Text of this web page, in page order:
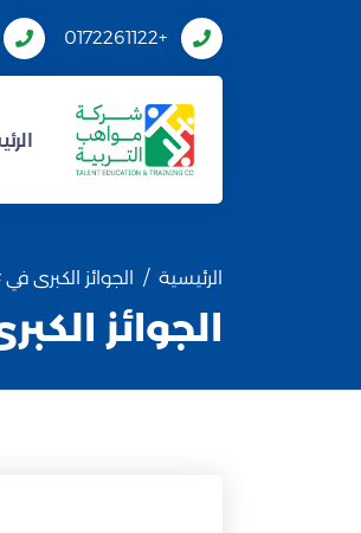
+0172261122
الرئيسية الجوائز الكبرى في
الجوائز